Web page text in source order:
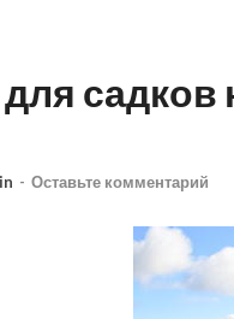
- Оставьте комментарий